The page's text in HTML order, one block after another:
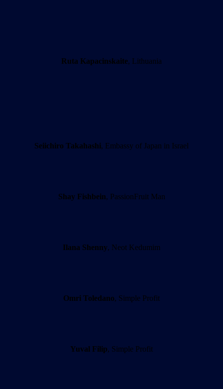
Ruta Kapacinskaite, Lithuania
Seiichiro Takahashi, Embassy of Japan in Israel
Shay Fishbein, PassionFruit Man
Ilana Shenny, Neot Kedumim
Omri Toledano, Simple Profit
Yuval Filip, Simple Profit